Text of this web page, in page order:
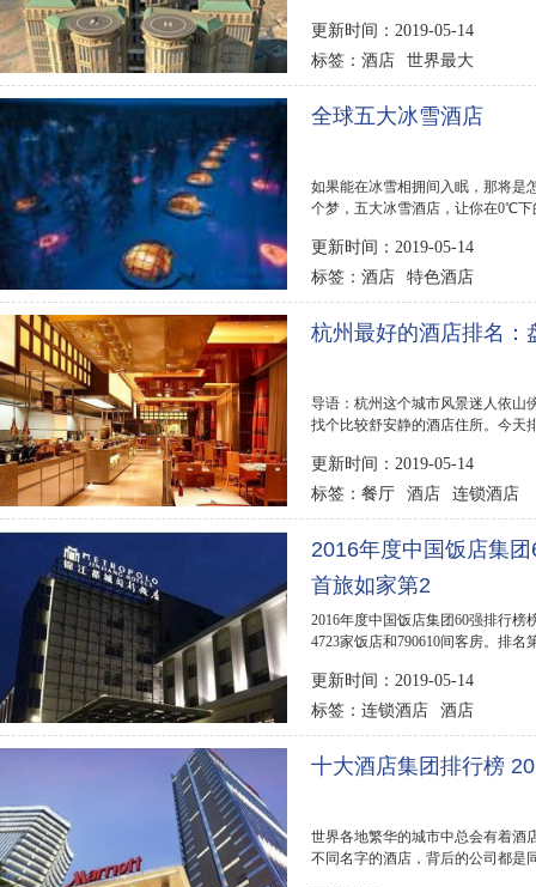
更新时间：2019-05-14
标签： 酒店 世界最大
全球五大冰雪酒店
如果能在冰雪相拥间入眠，那将是
个梦，五大冰雪酒店，让你在0℃
更新时间：2019-05-14
标签： 酒店 特色酒店
杭州最好的酒店排名：
导语：杭州这个城市风景迷人依山
找个比较舒安静的酒店住所。今天
更新时间：2019-05-14
标签： 餐厅 酒店 连锁酒店
2016年度中国饭店集
首旅如家第2
2016年度中国饭店集团60强排行
4723家饭店和790610间客房。排名
更新时间：2019-05-14
标签： 连锁酒店 酒店
十大酒店集团排行榜
世界各地繁华的城市中总会有着酒
不同名字的酒店，背后的公司都是